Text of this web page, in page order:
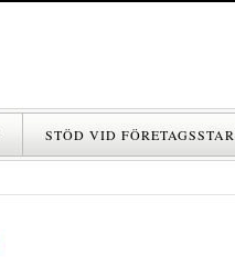
STÖD VID